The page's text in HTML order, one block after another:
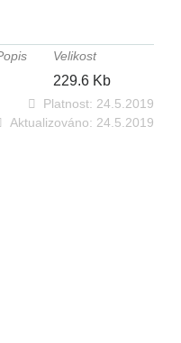
Velikost
229.6 Kb
Platnost: 24.5.2019
Aktualizováno: 24.5.2019